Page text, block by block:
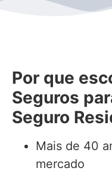
Por que
Seguros
Seguro
Mais de 40
mercado